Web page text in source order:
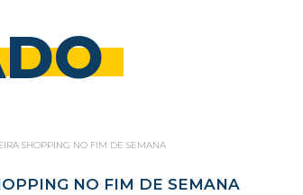
SHOPPING NO FIM DE SEMANA
NO FIM DE SEMANA